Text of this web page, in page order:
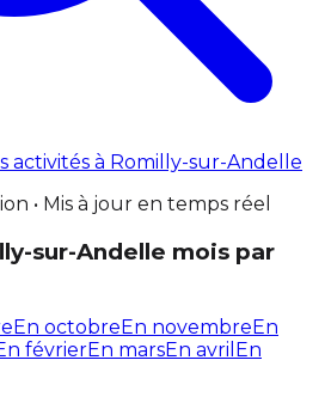
activités à Romilly-sur-Andelle
• Mis à jour en temps réel
sur-Andelle mois par
En octobreEn novembreEn
févrierEn marsEn avril En